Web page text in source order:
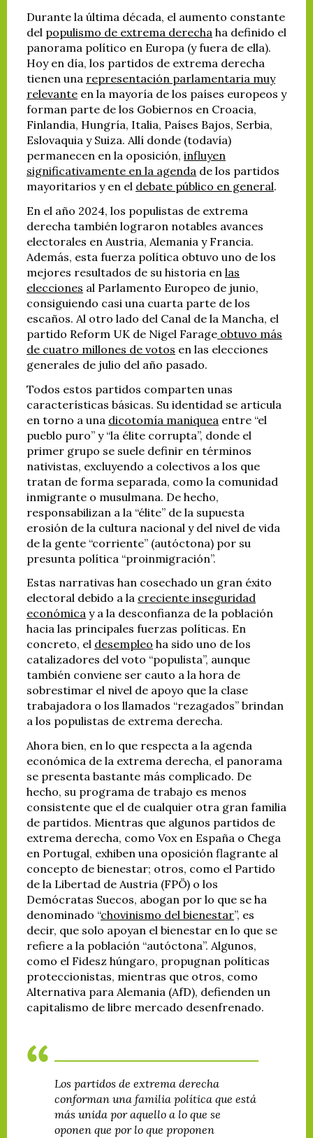
Durante la última década, el aumento constante
del populismo de extrema derecha ha definido el
panorama político en Europa (y fuera de ella).
Hoy en día, los partidos de extrema derecha
tienen una representación parlamentaria muy
relevante en la mayoría de los países europeos y
forman parte de los Gobiernos en Croacia,
Finlandia, Hungría, Italia, Países Bajos, Serbia,
Eslovaquia y Suiza. Allí donde (todavía)
permanecen en la oposición, influyen
significativamente en la agenda de los partidos
mayoritarios y en el debate público en general.
En el año 2024, los populistas de extrema
derecha también lograron notables avances
electorales en Austria, Alemania y Francia.
Además, esta fuerza política obtuvo uno de los
mejores resultados de su historia en las
elecciones al Parlamento Europeo de junio,
consiguiendo casi una cuarta parte de los
escaños. Al otro lado del Canal de la Mancha, el
partido Reform UK de Nigel Farage obtuvo más
de cuatro millones de votos en las elecciones
generales de julio del año pasado.
Todos estos partidos comparten unas
características básicas. Su identidad se articula
en torno a una dicotomía maniquea entre “el
pueblo puro” y “la élite corrupta”, donde el
primer grupo se suele definir en términos
nativistas, excluyendo a colectivos a los que
tratan de forma separada, como la comunidad
inmigrante o musulmana. De hecho,
responsabilizan a la “élite” de la supuesta
erosión de la cultura nacional y del nivel de vida
de la gente “corriente” (autóctona) por su
presunta política “proinmigración”.
Estas narrativas han cosechado un gran éxito
electoral debido a la creciente inseguridad
económica y a la desconfianza de la población
hacia las principales fuerzas políticas. En
concreto, el desempleo ha sido uno de los
catalizadores del voto “populista”, aunque
también conviene ser cauto a la hora de
sobrestimar el nivel de apoyo que la clase
trabajadora o los llamados “rezagados” brindan
a los populistas de extrema derecha.
Ahora bien, en lo que respecta a la agenda
económica de la extrema derecha, el panorama
se presenta bastante más complicado. De
hecho, su programa de trabajo es menos
consistente que el de cualquier otra gran familia
de partidos. Mientras que algunos partidos de
extrema derecha, como Vox en España o Chega
en Portugal, exhiben una oposición flagrante al
concepto de bienestar; otros, como el Partido
de la Libertad de Austria (FPÖ) o los
Demócratas Suecos, abogan por lo que se ha
denominado “chovinismo del bienestar”, es
decir, que solo apoyan el bienestar en lo que se
refiere a la población “autóctona”. Algunos,
como el Fidesz húngaro, propugnan políticas
proteccionistas, mientras que otros, como
Alternativa para Alemania (AfD), defienden un
capitalismo de libre mercado desenfrenado.
Los partidos de extrema derecha
conforman una familia política que está
más unida por aquello a lo que se
oponen que por lo que proponen